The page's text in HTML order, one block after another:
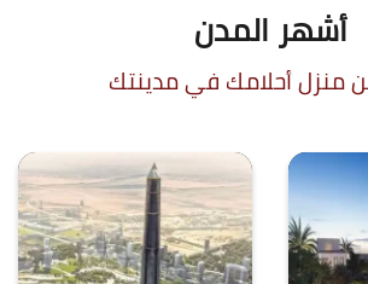
أشهر المدن
منزل أحلامك في مدينتك